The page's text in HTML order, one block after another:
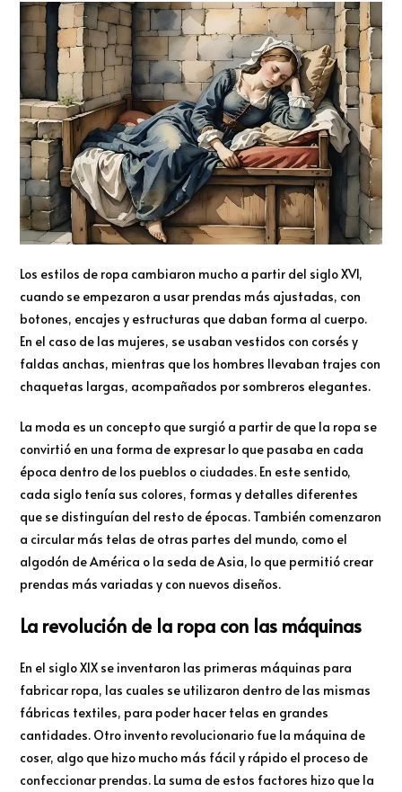
Los estilos de ropa cambiaron mucho a partir del siglo XVI,
cuando se empezaron a usar prendas más ajustadas, con
botones, encajes y estructuras que daban forma al cuerpo.
En el caso de las mujeres, se usaban vestidos con corsés y
faldas anchas, mientras que los hombres llevaban trajes con
chaquetas largas, acompañados por sombreros elegantes.
La moda es un concepto que surgió a partir de que la ropa se
convirtió en una forma de expresar lo que pasaba en cada
época dentro de los pueblos o ciudades. En este sentido,
cada siglo tenía sus colores, formas y detalles diferentes
que se distinguían del resto de épocas. También comenzaron
a circular más telas de otras partes del mundo, como el
algodón de América o la seda de Asia, lo que permitió crear
prendas más variadas y con nuevos diseños.
La revolución de la ropa con las máquinas
En el siglo XIX se inventaron las primeras máquinas para
fabricar ropa, las cuales se utilizaron dentro de las mismas
fábricas textiles, para poder hacer telas en grandes
cantidades. Otro invento revolucionario fue la máquina de
coser, algo que hizo mucho más fácil y rápido el proceso de
confeccionar prendas. La suma de estos factores hizo que la